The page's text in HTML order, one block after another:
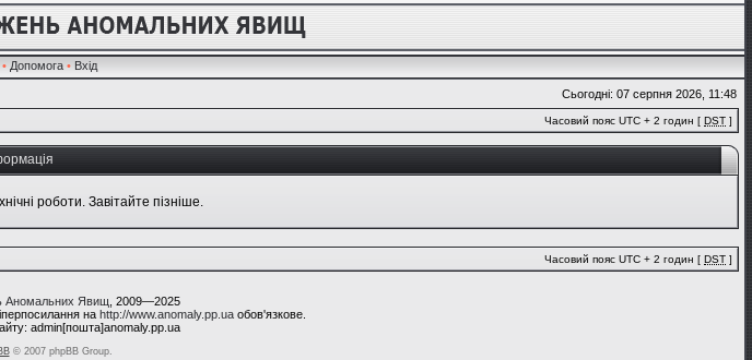
• Допомога • Вхід
Сьогодні: 07 серпня 2026, 11:48
Часовий пояс UTC + 2 годин [ DST ]
роботи. Завітайте пізніше.
Часовий пояс UTC + 2 годин [ DST ]
Аномальних Явищ , 2009—2025
на http://www.anomaly.pp.uaобов'язкове.
admin[пошта]anomaly.pp.ua
© 2007 phpBB Group.